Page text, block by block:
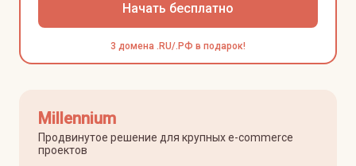
Начать бесплатно
3 домена .RU/.РФ в подарок!
Millennium
Продвинутое решение для крупных e-commerce
проектов